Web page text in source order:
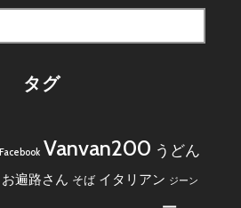
タグ
Facebook Vanvan200 うどん
お遍路さん そば イタリアン ジーン